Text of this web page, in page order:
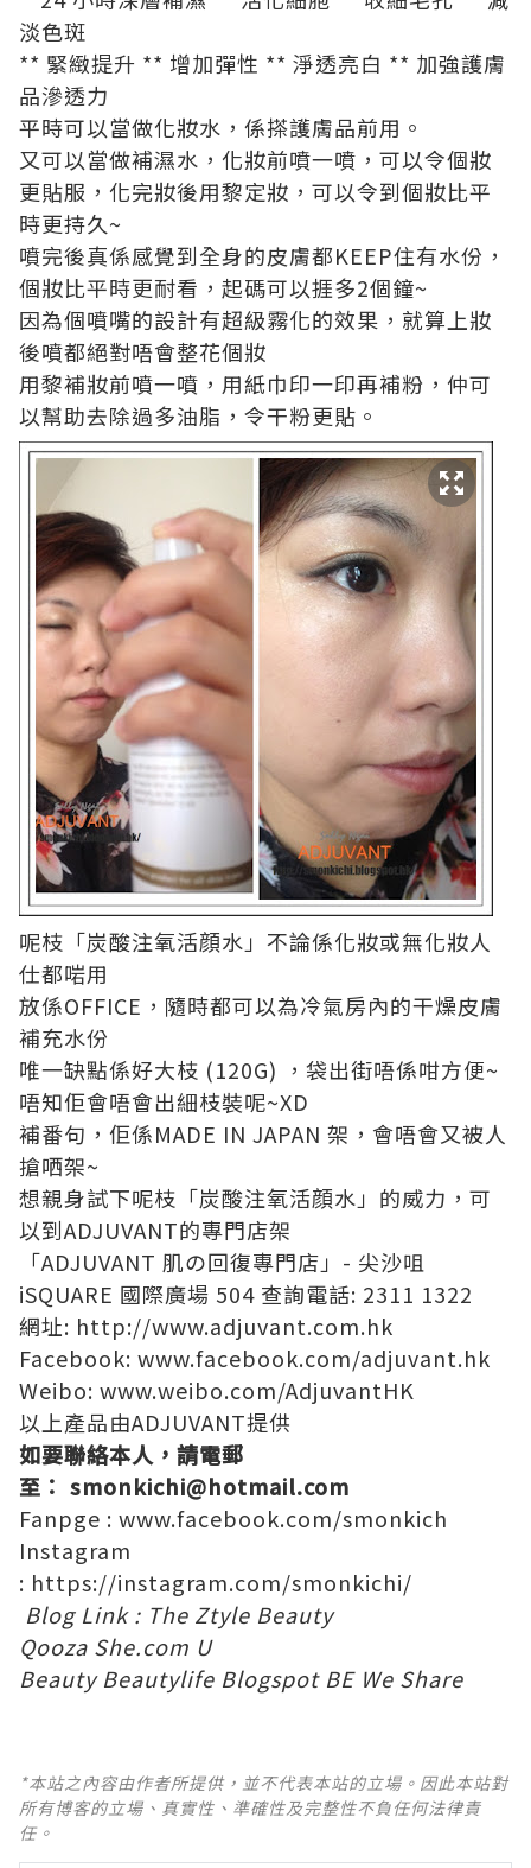
淡色斑
** 緊緻提升 ** 增加彈性 ** 淨透亮白 ** 加強護膚
品滲透力
平時可以當做化妝水，係搽護膚品前用。
又可以當做補濕水，化妝前噴一噴，可以令個妝
更貼服，化完妝後用黎定妝，可以令到個妝比平
時更持久~
噴完後真係感覺到全身的皮膚都KEEP住有水份，
個妝比平時更耐看，起碼可以捱多2個鐘~
因為個噴嘴的設計有超級霧化的效果，就算上妝
後噴都絕對唔會整花個妝
用黎補妝前噴一噴，用紙巾印一印再補粉，仲可
以幫助去除過多油脂，令干粉更貼。
呢枝「炭酸注氧活顔水」不論係化妝或無化妝人
仕都啱用
放係OFFICE，隨時都可以為冷氣房內的干燥皮膚
補充水份
唯一缺點係好大枝 (120G) ，袋出街唔係咁方便~
唔知佢會唔會出細枝裝呢~XD
補番句，佢係MADE IN JAPAN 架，會唔會又被人
搶哂架~
想親身試下呢枝「炭酸注氧活顔水」的威力，可
以到ADJUVANT的專門店架
「ADJUVANT 肌の回復專門店」- 尖沙咀
iSQUARE 國際廣場 504 查詢電話: 2311 1322
網址: http://www.adjuvant.com.hk
Facebook: www.facebook.com/adjuvant.hk
Weibo: www.weibo.com/AdjuvantHK
以上產品由ADJUVANT提供
如要聯絡本人，請電郵
至： smonkichi@hotmail.com
Fanpge : www.facebook.com/smonkich
Instagram
: https://instagram.com/smonkichi/
Blog Link : The Ztyle Beauty
Qooza She.com U
Beauty Beautylife Blogspot BE We Share
*本站之內容由作者所提供，並不代表本站的立場。因此本站對
所有博客的立場、真實性、準確性及完整性不負任何法律責
任。